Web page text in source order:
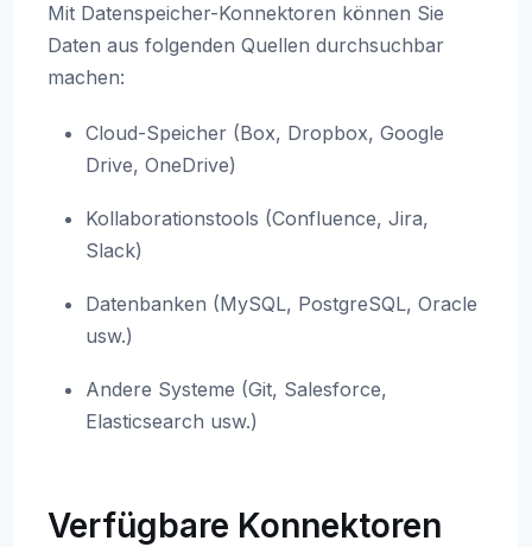
Mit Datenspeicher-Konnektoren können Sie
Daten aus folgenden Quellen durchsuchbar
machen:
Cloud-Speicher (Box, Dropbox, Google
Drive, OneDrive)
Kollaborationstools (Confluence, Jira,
Slack)
Datenbanken (MySQL, PostgreSQL, Oracle
usw.)
Andere Systeme (Git, Salesforce,
Elasticsearch usw.)
Verfügbare Konnektoren